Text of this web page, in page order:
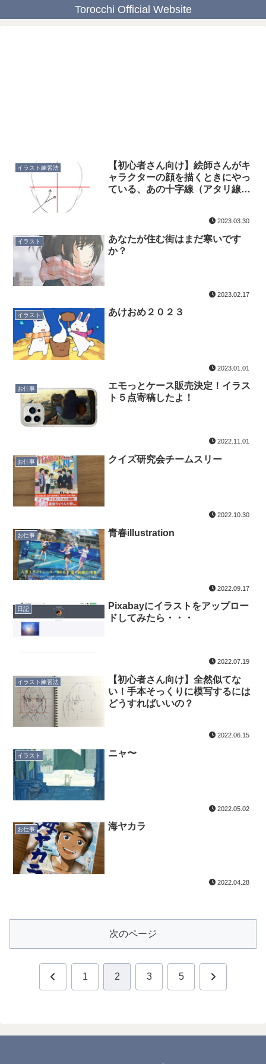
Torocchi Official Website
イラスト練習法
【初心者さん向け】絵師さんがキ
ャラクターの顔を描くときにやっ
ている、あの十字線（アタリ線）
2023.03.30
イラスト
あなたが住む街はまだ寒いです
か？
2023.02.17
イラスト あけおめ２０２３
2023.01.01
お仕事
エモっとケース販売決定！イラス
ト５点寄稿したよ！
2022.11.01
お仕事 クイズ研究会チームスリー
2022.10.30
お仕事 青春illustration
2022.09.17
日記
Pixabayにイラストをアップロー
ドしてみたら・・・
2022.07.19
イラスト練習法
【初心者さん向け】全然似てな
い！手本そっくりに模写するには
どうすればいいの？
2022.06.15
イラスト ニャ〜
2022.05.02
お仕事 海ヤカラ
2022.04.28
次のページ
前 1 2 3 5 次